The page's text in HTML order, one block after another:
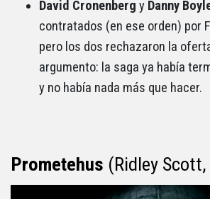
David Cronenberg y Danny
contratados (en ese orden) por
pero los dos rechazaron la
argumento: la saga ya había
y no había nada más que hacer.
Prometehus (Ridley